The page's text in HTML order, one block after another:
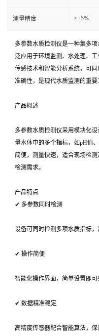
测量精度 ≤±5%
多参数水质检测仪是一种集多
泛应用于环境监测、水处理、
传感技术和智能分析系统，可
准确性，是现代水质监测的重
产品概述
多参数水质检测仪采用模块化
量水体中的多个指标，如pH值
简便，测量快速，适合现场检
检测需求。
产品特点
✔ 多参数同时检测
设备可同时检测多项水质指标
✔ 操作简便
智能化操作界面，简单设置即
✔ 数据精准稳定
高精度传感器配合智能算法，